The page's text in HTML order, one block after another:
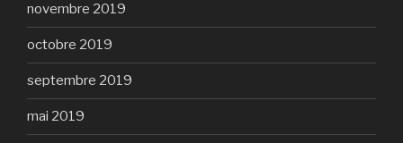
novembre 2019
octobre 2019
septembre 2019
mai 2019